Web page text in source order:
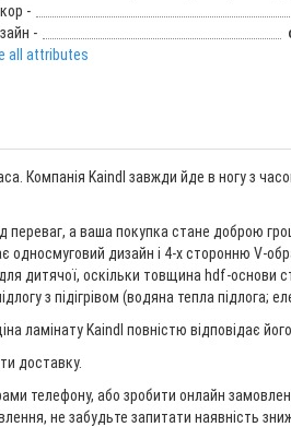
-
-
all attributes
Компанія Kaindl завжди йде в ногу з
а ваша покупка стане доброю
односмуговий дизайн і 4-х сторонню V-
дитячої, оскільки товщина hdf-основи
з підігрівом (водяна тепла підлога;
ламінату Kaindl повністю відповідає
доставку.
телефону, або зробити онлайн
не забудьте запитати наявність